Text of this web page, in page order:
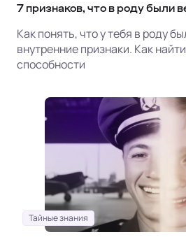
7 признаков, что в роду были
Как понять, что у тебя в роду
внутренние признаки. Как
способности
Тайные знания